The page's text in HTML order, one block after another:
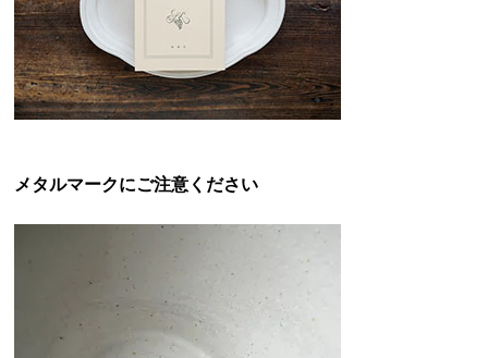
メタルマークにご注意ください